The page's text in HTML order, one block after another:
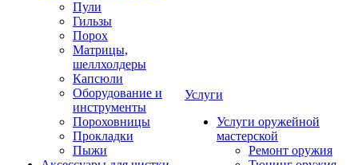
Пули
Гильзы
Порох
Матрицы,
шеллхолдеры
Капсюли
Оборудование и
инструменты
Пороховницы
Прокладки
Пыжи
Услуги
Услуги оружейной
мастерской
Ремонт оружия